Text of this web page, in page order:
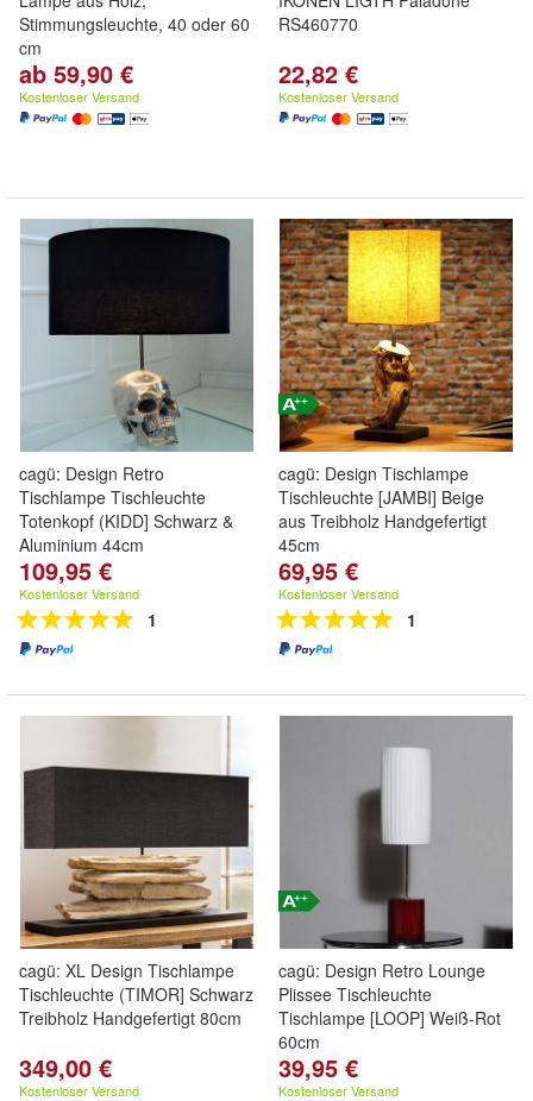
Stimmungsleuchte, 40 oder 60
cm
ab 59,90 €
Kostenloser Versand
RS460770
22,82 €
Kostenloser Versand
cagü: Design Retro
Tischlampe Tischleuchte
Totenkopf (KIDD] Schwarz &
Aluminium 44cm
109,95 €
Kostenloser Versand
1
cagü: Design Tischlampe
Tischleuchte [JAMBI] Beige
aus Treibholz Handgefertigt
45cm
69,95 €
Kostenloser Versand
1
cagü: XL Design Tischlampe
Tischleuchte (TIMOR] Schwarz
Treibholz Handgefertigt 80cm
349,00 €
Kostenloser Versand
cagü: Design Retro Lounge
Plissee Tischleuchte
Tischlampe [LOOP] Weiß-Rot
60cm
39,95 €
Kostenloser Versand